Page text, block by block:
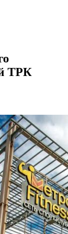
ТРК